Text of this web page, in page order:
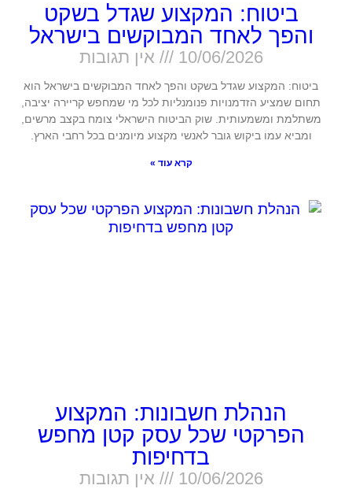
ביטוח: המקצוע שגדל בשקט
והפך לאחד המבוקשים בישראל
10/06/2026 אין תגובות
ביטוח: המקצוע שגדל בשקט והפך לאחד המבוקשים בישראל הוא
תחום שמציע הזדמנויות פנומנליות לכל מי שמחפש קריירה יציבה,
משתלמת ומשמעותית. שוק הביטוח הישראלי צומח בקצב מרשים,
ומביא עמו ביקוש גובר לאנשי מקצוע מיומנים בכל רחבי הארץ.
קרא עוד »
הנהלת חשבונות: המקצוע
הפרקטי שכל עסק קטן מחפש
בדחיפות
10/06/2026 אין תגובות